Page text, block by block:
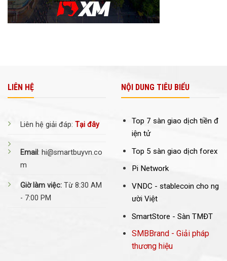
LIÊN HỆ
Liên hệ giải đáp: Tại đây
Email: hi@smartbuyvn.co
m
Giờ làm việc: Từ 8:30 AM
- 7:00 PM
NỘI DUNG TIÊU BIỂU
Top 7 sàn giao dịch tiền đ
iện tử
Top 5 sàn giao dịch forex
Pi Network
VNDC - stablecoin cho ng
ười Việt
SmartStore - Sàn TMĐT
SMBBrand - Giải pháp
thương hiệu